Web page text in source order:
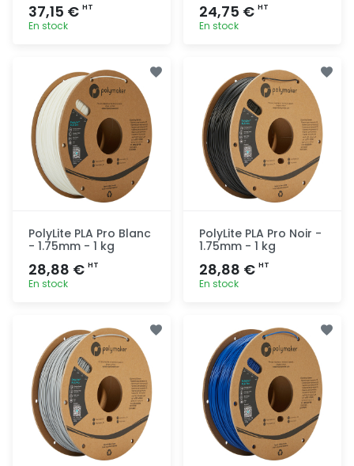
37,15 € HT
En stock
rapide
24,75 € HT
En stock
rapide
PolyLite PLA Pro Blanc
- 1.75mm - 1 kg
28,88 € HT
En stock
rapide
PolyLite PLA Pro Noir -
1.75mm - 1 kg
28,88 € HT
En stock
rapide